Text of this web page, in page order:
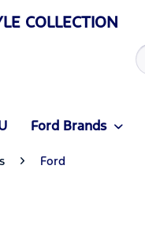
COLLECTION
Ford Brands
Ford